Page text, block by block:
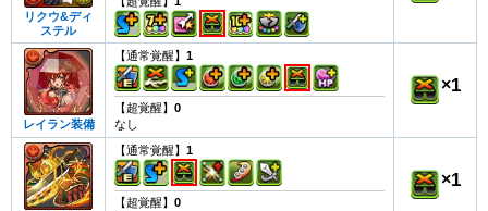
リクウ&ディ
ステル
レイラン装備
【通常覚醒】 1
【超覚醒】 0
なし
×1
【通常覚醒】 1
【超覚醒】 0
×1